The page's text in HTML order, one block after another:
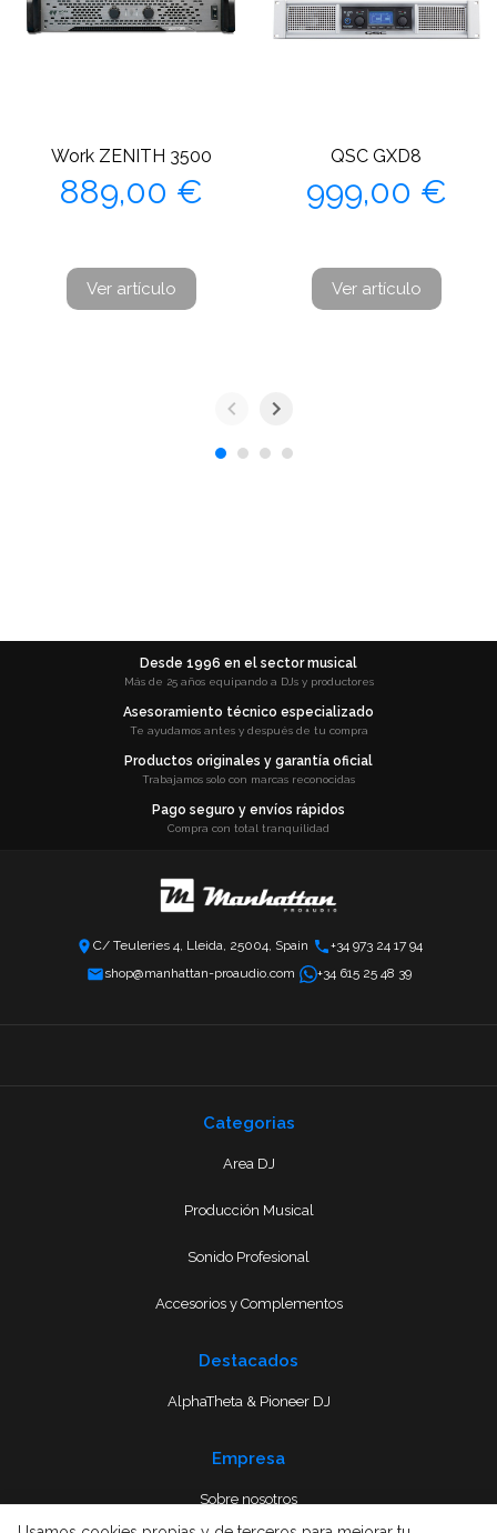
Work ZENITH 3500
Precio
889,00 €
Ver artículo
QSC GXD8
Precio
999,00 €
Ver artículo
Desde 1996 en el sector musical
Más de 25 años equipando a DJs y productores
Asesoramiento técnico especializado
Te ayudamos antes y después de tu compra
Productos originales y garantía oficial
Trabajamos solo con marcas reconocidas
Pago seguro y envíos rápidos
Compra con total tranquilidad
C/ Teuleries 4, Lleida, 25004, Spain
+34 973 24 17 94
shop@manhattan-proaudio.com
+34 615 25 48 39
Categorias
Area DJ
Producción Musical
Sonido Profesional
Accesorios y Complementos
Destacados
AlphaTheta & Pioneer DJ
Empresa
Sobre nosotros